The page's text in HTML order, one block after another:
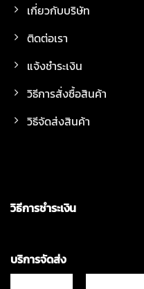
เกี่ยวกับบริษัท
ติดต่อเรา
แจ้งชำระเงิน
วิธีการสั่งซื้อสินค้า
วิธีจัดส่งสินค้า
วิธีการชำระเงิน
บริการจัดส่ง